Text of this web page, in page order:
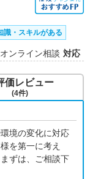
識・スキルがある
オンライン相談 対応
境の変化に対応
を第一に考え
ずは、ご相談下
価レビュー
(4件)